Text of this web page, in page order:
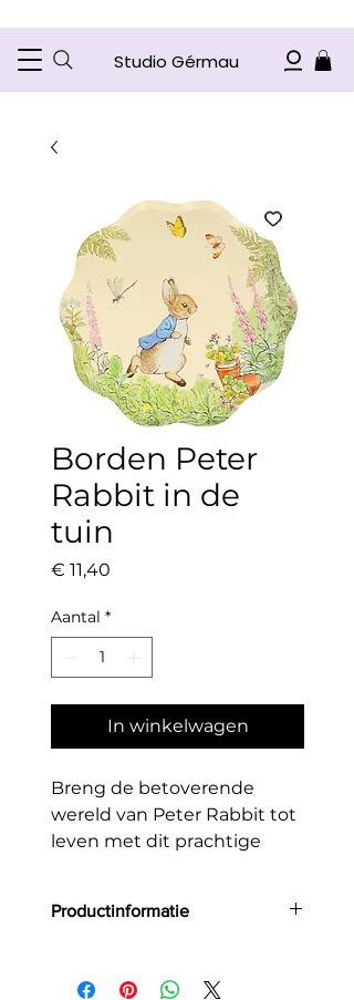
Studio Gérmau
Borden Peter
Rabbit in de
tuin
€ 11,40
Aantal *
In winkelwagen
Breng de betoverende
wereld van Peter Rabbit tot
leven met dit prachtige
sfeervolle blikvanger voor
Productinformatie
Grootte: 26 cm x 26cm